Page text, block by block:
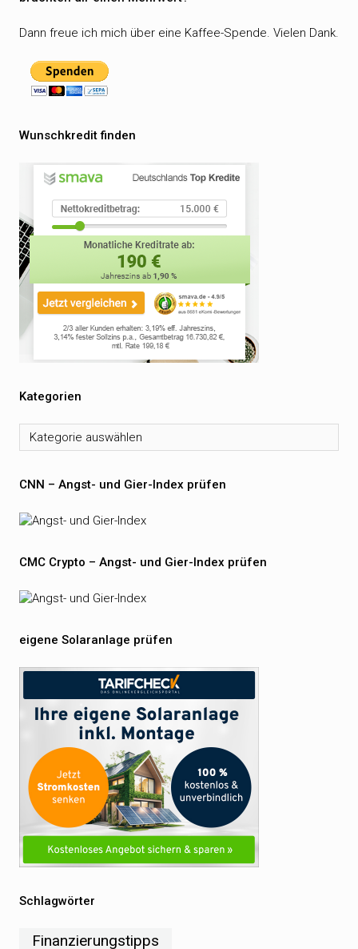
Dann freue ich mich über eine Kaffee-Spende. Vielen Dank.
Wunschkredit finden
Kategorien
Kategorien
CNN – Angst- und Gier-Index prüfen
CMC Crypto – Angst- und Gier-Index prüfen
eigene Solaranlage prüfen
Schlagwörter
Finanzierungstipps